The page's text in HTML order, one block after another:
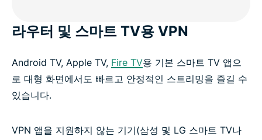
라우터 및 스마트 TV용 VPN
Android TV, Apple TV, Fire TV용 기본 스마트 TV 앱으
로 대형 화면에서도 빠르고 안정적인 스트리밍을 즐길 수
있습니다.
VPN 앱을 지원하지 않는 기기(삼성 및 LG 스마트 TV나